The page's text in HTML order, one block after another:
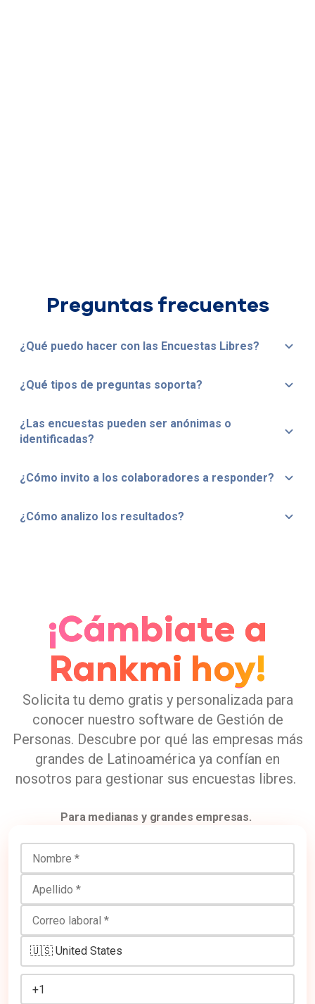
Preguntas frecuentes
¿Qué puedo hacer con las Encuestas Libres?
¿Qué tipos de preguntas soporta?
¿Las encuestas pueden ser anónimas o
identificadas?
¿Cómo invito a los colaboradores a responder?
¿Cómo analizo los resultados?
¡Cámbiate a
Rankmi hoy!
Solicita tu demo gratis y personalizada para
conocer nuestro software de Gestión de
Personas. Descubre por qué las empresas más
grandes de Latinoamérica ya confían en
nosotros para gestionar sus encuestas libres.
Para medianas y grandes empresas.